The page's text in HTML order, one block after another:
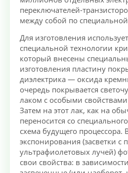
переключателей-
между собой по
Для изготовления
специальной технологии
который внесены
изготовления пластину
диэлектрика — оксида
очередь покрывается
лаком с особыми
Затем на этот лак, как на
переносится со
схема будущего процессора.
экспонирования (засветки
ультрафиолетовых лучей)
свои свойства: в